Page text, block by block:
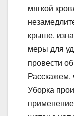
мягкой
крыше,
меры для
провести
Расскажем,
Уборка